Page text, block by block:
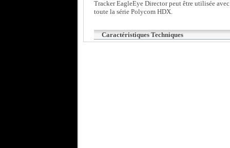
Tracker EagleEye Director peut être utilisée
toute la série Polycom HDX.
Caractéristiques Techniques